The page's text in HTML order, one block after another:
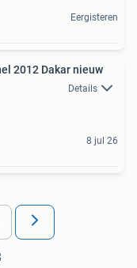
Eergisteren
2012 Dakar nieuw
Details
8 jul 26